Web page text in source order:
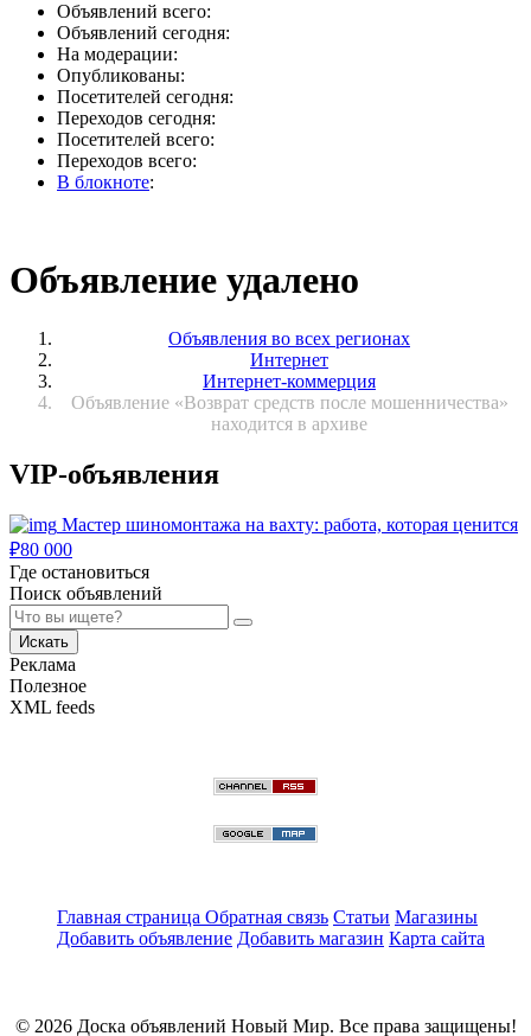
Объявлений всего:
Объявлений сегодня:
На модерации:
Опубликованы:
Посетителей сегодня:
Переходов сегодня:
Посетителей всего:
Переходов всего:
В блокноте:
Объявление удалено
Объявления во всех регионах
Интернет
Интернет-коммерция
Объявление «Возврат средств после мошенничества»
находится в архиве
VIP-объявления
Мастер шиномонтажа на вахту: работа, которая ценится
₽80 000
Где остановиться
Поиск объявлений
Искать
Реклама
Полезное
XML feeds
Главная страница Обратная связь Статьи Магазины
Добавить объявление Добавить магазин Карта сайта
© 2026 Доска объявлений Новый Мир. Все права защищены!